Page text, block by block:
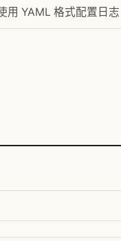
用 YAML 格式配置日志